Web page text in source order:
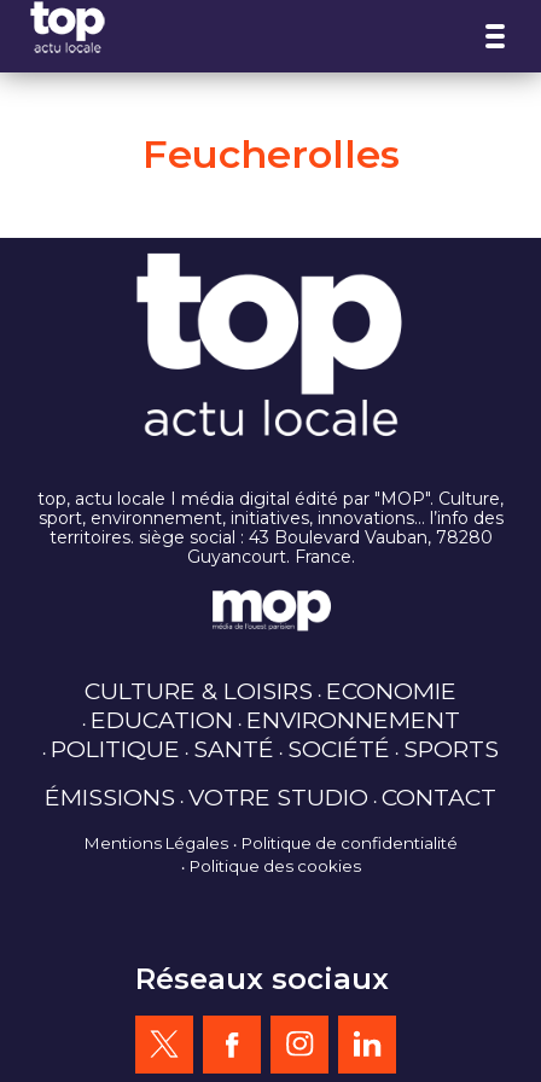
Feucherolles
top, actu locale I média digital édité par "MOP". Culture,
sport, environnement, initiatives, innovations… l’info des
territoires. siège social : 43 Boulevard Vauban, 78280
Guyancourt. France.
CULTURE & LOISIRS ECONOMIE
EDUCATION ENVIRONNEMENT
POLITIQUE SANTÉ SOCIÉTÉ SPORTS
ÉMISSIONS VOTRE STUDIO CONTACT
Mentions Légales
Politique de confidentialité
Politique des cookies
Réseaux sociaux
Panneau de gestion des cookies